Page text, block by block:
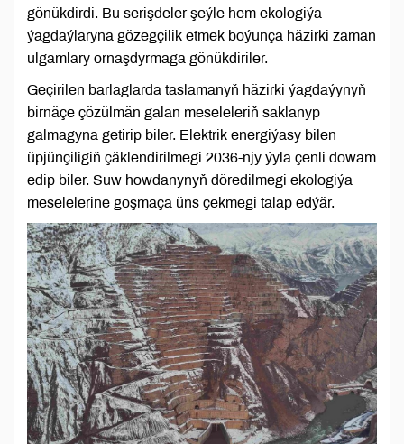
gönükdirdi. Bu serişdeler şeýle hem ekologiýa
ýagdaýlaryna gözegçilik etmek boýunça häzirki zaman
ulgamlary ornaşdyrmaga gönükdiriler.
Geçirilen barlaglarda taslamanyň häzirki ýagdaýynyň
birnäçe çözülmän galan meseleleriň saklanyp
galmagyna getirip biler. Elektrik energiýasy bilen
üpjünçiligiň çäklendirilmegi 2036-njy ýyla çenli dowam
edip biler. Suw howdanynyň döredilmegi ekologiýa
meselelerine goşmaça üns çekmegi talap edýär.